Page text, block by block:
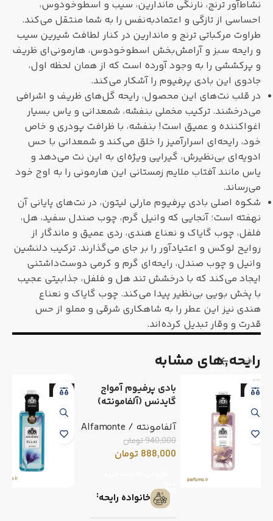
نشاط‌آور ترنج، نارنگی ماندارین، سیب و اسطوخودوس،
احساسی از تازگی و اعتمادبه‌نفس را به شما منتقل می‌کند.
طراوت مرکباتی ترنج و ماندارین در کنار لطافت شیرین سیب
و رایحه سبز و آرامش‌بخش اسطوخودوس، هارمونی‌ای ظریف
و پرکششی را به وجود آورده است که از همان لحظه اول،
جادوی این بادی پرفیوم را آشکار می‌کند.
در قلب نت‌های این محصول، رایحه گل‌های ظریف و اشرافی
می‌درخشند. ترکیب مخملی بنفشه، شمعدانی و یاس بسیار
اغواکننده و عمیق است! بنفشه، با ظرافت پودری و خاص
خود، رایحه‌ای اسرارآمیز را خلق می‌کند و شمعدانی با حس
ادویه‌ای بی‌نظیرش، گیرایی ویژه‌ای به این نت می‌دهد و
یاس مانند آفتاب ملایم زمستانی این هارمونی را به اوج خود
می‌رساند.
شکوه اصلی بادی پرفیوم مارلی لیتون، در نت‌های پایانی آن
نهفته است؛ آنجایی که وانیل گرم، چوب صندل سفید، هل،
فلفل، چوب گایاک و نعناع هندی، ردی عمیق و ماندگار از
روایح لوکس و اعتیادآور را بر جای می‌گذارند. ترکیب دلنشین
وانیل و چوب صندل، رایحه‌ای گرم و کرمی دوست‌داشتنی
ایجاد می‌کند که با درخشش تند هل و فلفل، جذابیتی عجیب
با پخش بویی بی‌نظیر پیدا می‌کند. چوب گایاک و نعناع
هندی نیز این عطر را به شاهکاری شرقی و مملو از حس
قدرت و وقار تبدیل کرده‌اند.
رایحه٬های مشابه
-6%
بادی پرفیوم آمواج
گایدنس (آلفامونته)
آلفامونته / Alfamonte
940,000تومان
888,000 تومان
خانواده رایحه
-6%